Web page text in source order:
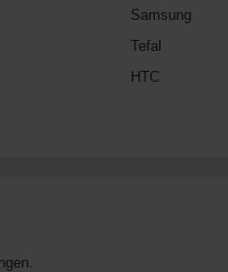
Samsung
Tefal
HTC